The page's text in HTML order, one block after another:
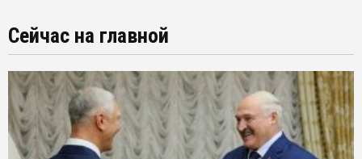
Сейчас на главной